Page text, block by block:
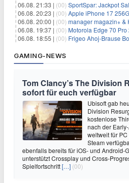
06.08. 21:33 | (00) SportSpar: Jackpot Sale –
06.08. 20:23 | (00) Apple iPhone 17 256GB + 70GB 5G + Alles-
06.08. 20:00 | (00) manager magazin+ & Harvard
06.08. 19:37 | (00) Motorola Edge 70 Pro 256GB + 50GB 5G +
06.08. 18:55 | (00) Frigeo Ahoj-Brause Bonbons
GAMING-NEWS
Tom Clancy’s The Division
sofort für euch verfügbar
Ubisoft gab
Division
kostenlose
nach der
weltweit für
Steam
ebenfalls bereits für iOS- und Android-
unterstützt Crossplay und Cross-
Spielfortschritt[…] (00)